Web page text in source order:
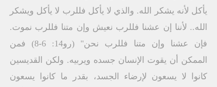
يأكل لأنه يشكر الله. والذي لا يأكل فللرب لا يأكل ويشكر
الله.. لأننا إن عشنا فللرب نعيش وإن متنا فللرب نموت.
فإن عشنا وإن متنا فللرب نحن" (رو14: 6-8) فمن
الممكن أن يقوت الإنسان جسده ويربيه. ولكن القديسين
كانوا لا يسعون لإرضاء الجسد، بقدر ما كانوا يسعون